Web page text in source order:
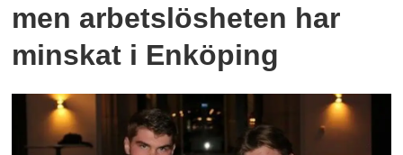
men arbetslösheten har
minskat i Enköping